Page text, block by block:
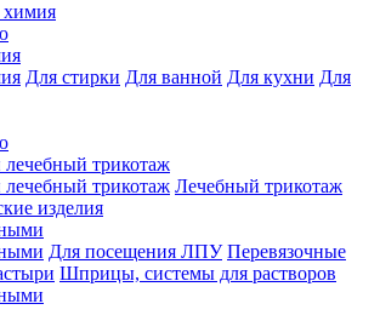
химия
Для стирки Для ванной Для кухни Для
трикотаж
трикотаж Лечебный трикотаж
изделия
Для посещения ЛПУ Перевязочные
Шприцы, системы для растворов